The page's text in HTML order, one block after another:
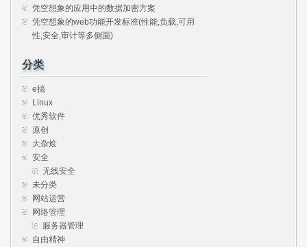
凭空想象的应用中的数据加密方案
凭空想象的web功能开发标准(性能,负载,可用
性,安全,审计等多侧面)
分类
e搞
Linux
优秀软件
原创
大杂烩
安全
无线安全
未分类
网站运营
网络管理
服务器管理
自由精神